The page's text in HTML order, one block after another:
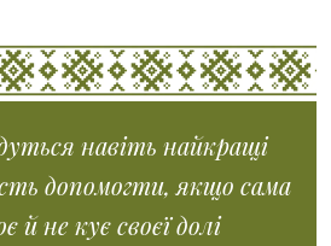
навіть найкращі
допомогти, якщо сама
й не кує своєї долі